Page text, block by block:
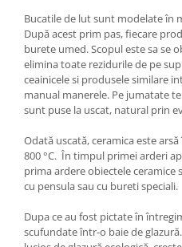
Bucatile de lut sunt modelate în
După acest prim pas, fiecare
burete umed. Scopul este sa se
elimina toate rezidurile de pe
ceainicele si produsele similare
manual manerele. Pe jumatate
sunt puse la uscat, natural prin
Odată uscată, ceramica este
800 °C. În timpul primei arderi
prima ardere obiectele
cu pensula sau cu bureti speciali.
Dupa ce au fost pictate în
scufundate într-o baie de